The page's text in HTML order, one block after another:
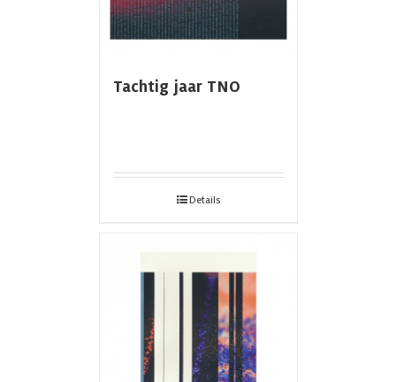
Tachtig jaar TNO
Details